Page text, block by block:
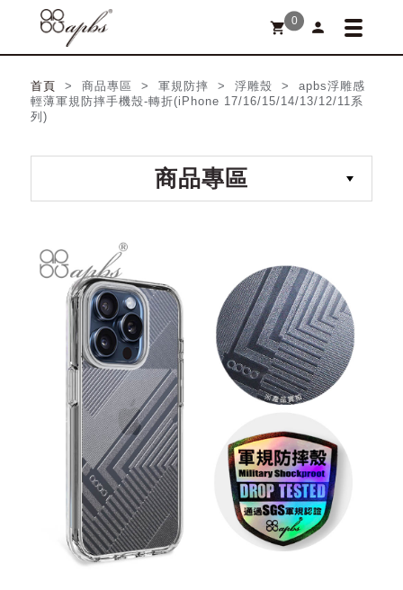
shopping_cart 0 person
首頁
> 商品專區 > 軍規防摔 > 浮雕殼 > apbs浮雕感
輕薄軍規防摔手機殼-轉折(iPhone 17/16/15/14/13/12/11系
列)
商品專區